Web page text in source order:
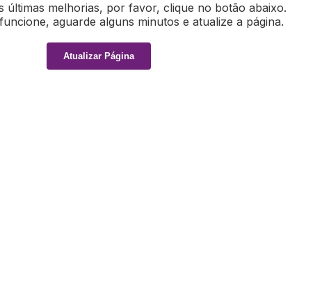
últimas melhorias, por favor, clique no botão abaixo.
aguarde alguns minutos e atualize a página.
Atualizar Página